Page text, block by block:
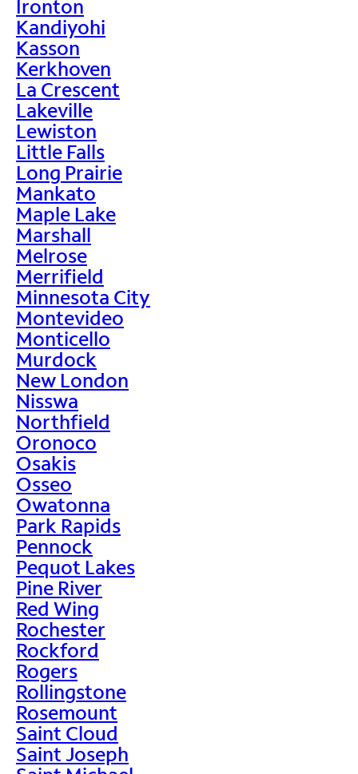
Ironton
Kandiyohi
Kasson
Kerkhoven
La Crescent
Lakeville
Lewiston
Little Falls
Long Prairie
Mankato
Maple Lake
Marshall
Melrose
Merrifield
Minnesota City
Montevideo
Monticello
Murdock
New London
Nisswa
Northfield
Oronoco
Osakis
Osseo
Owatonna
Park Rapids
Pennock
Pequot Lakes
Pine River
Red Wing
Rochester
Rockford
Rogers
Rollingstone
Rosemount
Saint Cloud
Saint Joseph